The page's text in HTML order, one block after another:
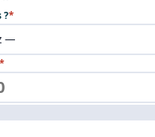
?*
*